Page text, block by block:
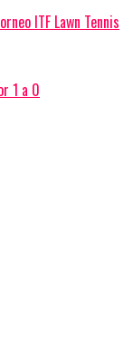
ITF Lawn Tennis
1 a 0